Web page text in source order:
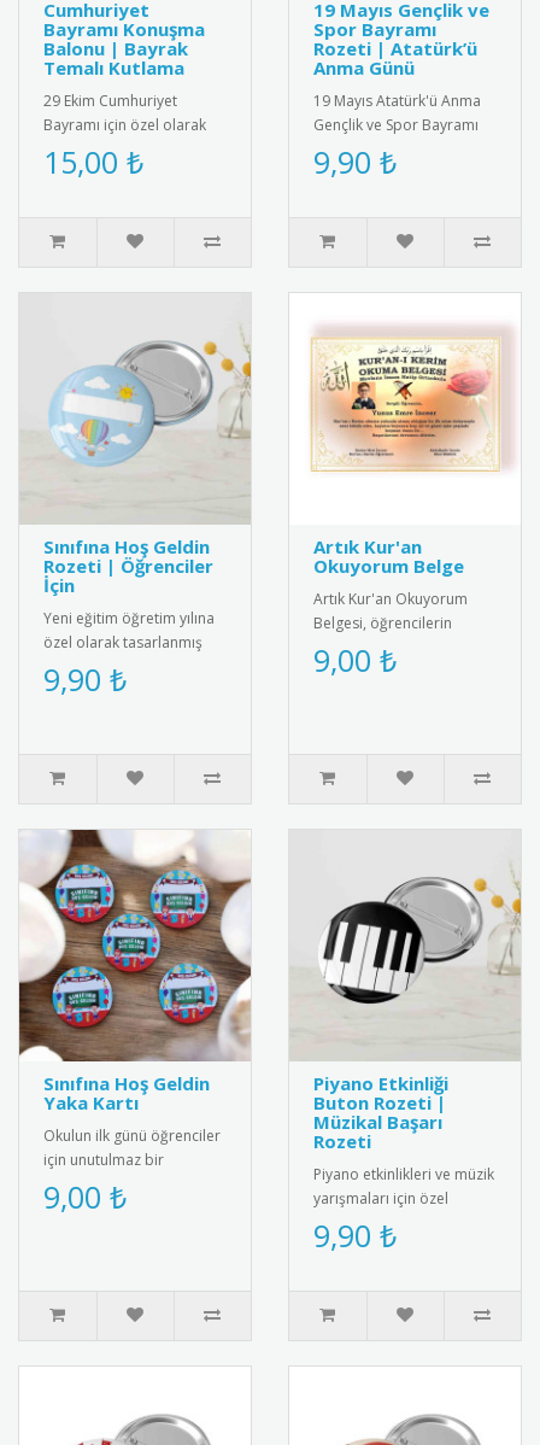
Cumhuriyet
Bayramı Konuşma
Balonu | Bayrak
Temalı Kutlama
29 Ekim Cumhuriyet
Bayramı için özel olarak
tasarlanmış konuşma
balonu. Üzerinde Türk
15,00 ₺
19 Mayıs Gençlik ve
Spor Bayramı
Rozeti | Atatürk’ü
Anma Günü
19 Mayıs Atatürk'ü Anma
Gençlik ve Spor Bayramı
için özel tasarlanmış
kaliteli metal rozet. Türk
9,90 ₺
Sınıfına Hoş Geldin
Rozeti | Öğrenciler
İçin
Yeni eğitim öğretim yılına
özel olarak tasarlanmış
“Sınıfına Hoş Geldin”
rozetleri, minik öğrenciler..
9,90 ₺
Artık Kur'an
Okuyorum Belge
Artık Kur'an Okuyorum
Belgesi, öğrencilerin
Kur'an okuma becerilerini
kutlayan anlamlı bir ödül
9,00 ₺
Sınıfına Hoş Geldin
Yaka Kartı
Okulun ilk günü öğrenciler
için unutulmaz bir
karşılama hazırlayın!
Sınıfına Hoş Geldin yaka
9,00 ₺
Piyano Etkinliği
Buton Rozeti |
Müzikal Başarı
Rozeti
Piyano etkinlikleri ve müzik
yarışmaları için özel
tasarım buton rozet.
Öğrencilerin müzik
9,90 ₺